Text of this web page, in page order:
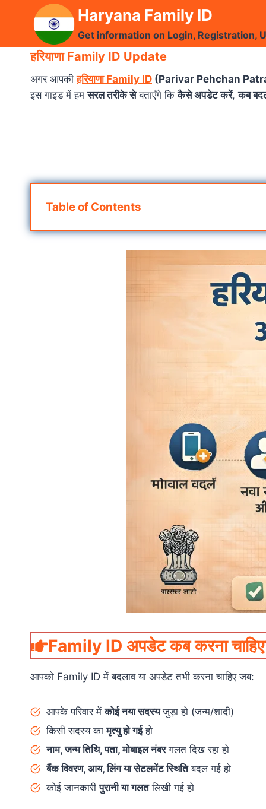
Haryana Family ID
Get information on Login, Registration,
हरियाणा Family ID Update
अगर आपकीहरियाणा Family ID (Parivar Pehchan
इस गाइड में हमसरल तरीके सेबताएँगे किकैसे अपडेट करें,कब
Table of Contents
Family ID अपडेट कब करना
आपको Family ID में बदलाव या अपडेट तभी करना चाहिए जब:
आपके परिवार मेंकोई नया सदस्यजुड़ा हो (जन्म/शादी)
किसी सदस्य कामृत्यु हो गईहो
नाम, जन्म तिथि, पता, मोबाइल नंबरगलत दिख रहा हो
बैंक विवरण, आय, लिंग या सेटलमेंट स्थितिबदल गई हो
कोई जानकारीपुरानी या गलतलिखी गई हो